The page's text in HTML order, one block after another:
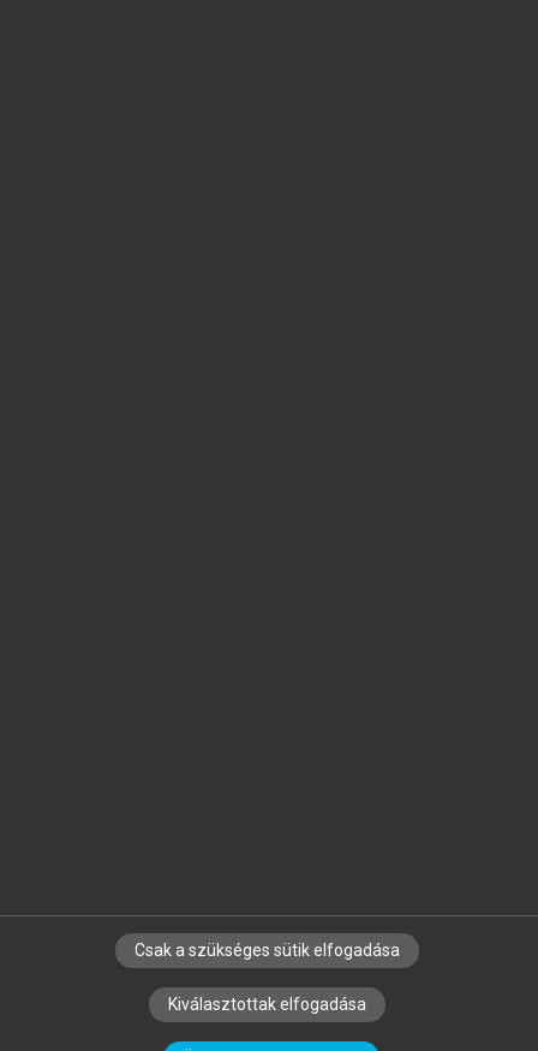
SZERZŐKNEK CÉGEKNEK KÖNYVTÁROSOKNAK
SZERKESZTÉSI ÉS LEKTORÁLÁSI ALAPELVEK
Csak a szükséges sütik elfogadása
Kiválasztottak elfogadása